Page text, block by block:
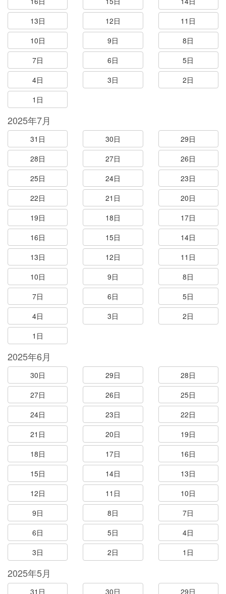
13日
12日
11日
10日
9日
8日
7日
6日
5日
4日
3日
2日
1日
2025年7月
31日 30日
29日
28日
27日
26日
25日
24日
23日
22日
21日
20日
19日
18日
17日
16日
15日
14日
13日
12日
11日
10日
9日
8日
7日
6日
5日
4日
3日
2日
1日
2025年6月
30日 29日
28日
27日
26日
25日
24日
23日
22日
21日
20日
19日
18日
17日
16日
15日
14日
13日
12日
11日
10日
9日
8日
7日
6日
5日
4日
3日
2日 1日
2025年5月
31日 30日 29日